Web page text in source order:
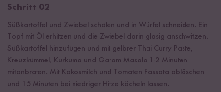
Schritt 02
Süßkartoffel und Zwiebel schälen und in Würfel schneiden. Ein
Topf mit Öl erhitzen und die Zwiebel darin glasig anschwitzen.
Süßkartoffel hinzufügen und mit gelbrer Thai Curry Paste,
Kreuzkümmel, Kurkuma und Garam Masala 1-2 Minuten
mitanbraten. Mit Kokosmilch und Tomaten Passata ablöschen
und 15 Minuten bei niedriger Hitze köcheln lassen.